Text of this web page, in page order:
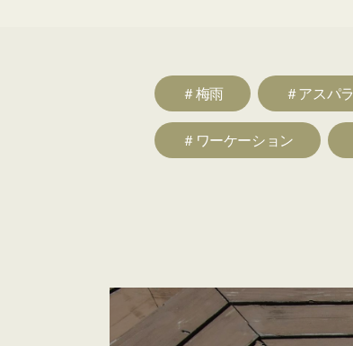
＃梅雨 ＃アスパ
＃ワーケーション